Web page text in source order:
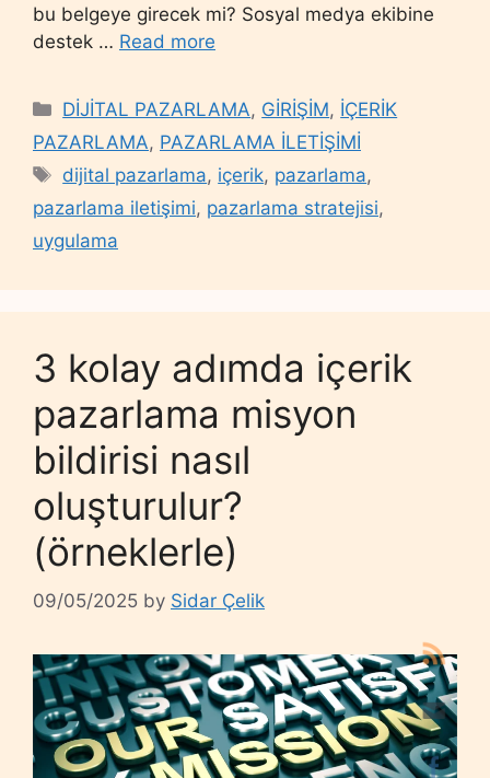
bu belgeye girecek mi? Sosyal medya ekibine
destek … Read more
Categories
DİJİTAL PAZARLAMA, GİRİŞİM, İÇERİK
PAZARLAMA, PAZARLAMA İLETİŞİMİ
Tags
dijital pazarlama, içerik, pazarlama,
pazarlama iletişimi, pazarlama stratejisi,
uygulama
3 kolay adımda içerik
pazarlama misyon
bildirisi nasıl
oluşturulur?
(örneklerle)
09/05/2025 by Sidar Çelik